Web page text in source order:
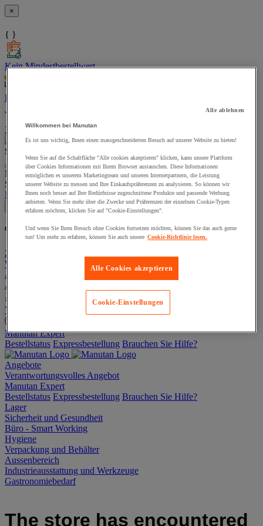
×
{ }
Kein Mindestbestellwert
Frei-Haus Lieferung ab CHF 100
30 Tage Rückgaberecht
Suchen
Menü für vorgeschlagenen Siteinhalt und Suchprotokoll
Sprache:FR/DE
Mein Konto Anmelden
% neue Produkte:Letztes Produkt:
Zum Warenkorb
Weiter einkaufen
Alle Produkte
Angebote
Verantwortungsvolles Angebot
Manutan Expert
Bestellstatus Expressbestellung Brauchen Sie Hilfe?
Angebote
Verantwortungsvolles Angebot
Manutan Expert
Bestellstatus Expressbestellung Brauchen Sie Hilfe?
Lager
Sicherheit und Gesundheit
Büro - Smart Working
Hygiene
Verpackung und Behälter
Aussenbereich
Industrieausstattung und Werkzeuge
Gastronomiebedarf
The store has encountered
Alle ablehnen
Willkommen bei Manutan
Es ist uns wichtig, Ihnen einen massgeschneiderten Besuch auf unserer Website zu bieten!
Wenn Sie auf die Schaltfläche "Alle cookies akzeptieren" klicken, kann unsere Plattform
über Cookies Informationen mit Ihrem Browser austauschen. Diese Informationen
ermöglichen es unserem Marketingteam und unseren Internetpartnern, die Leistung
unserer Website zu messen und Ihre Einkaufspräferenzen zu analysieren. So können wir
Ihnen noch besser auf Ihre Bedürfnisse zugeschnittene Produkte und passende Werbung
anbieten. Wenn Sie mehr über die Zwecke und Präferenzen der einzelnen Cookie-Typen
erfahren möchten, klicken Sie auf "Cookie-Einstellungen".
Und wenn Sie Ihren Besuch ohne Cookies fortsetzen möchten, können Sie das auch gerne
tun! Um mehr zu erfahren, können Sie auch unsere Cookie-Richtlinie lesen.
Alle Cookies akzeptieren
Cookie-Einstellungen